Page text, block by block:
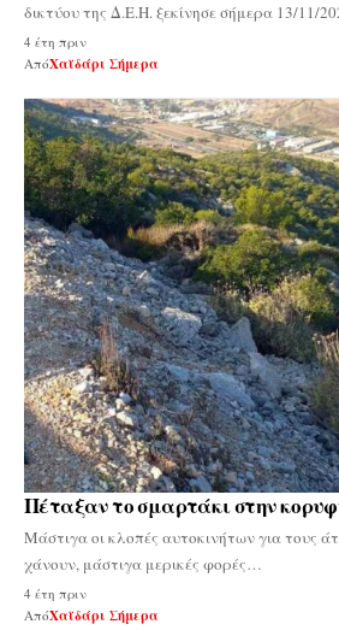
δικτύου της Δ.Ε.Η. ξεκίνησε σήμερα 13/11/
4 έτη πριν
ΑπόΧαϊδάρι Σήμερα
Πέταξαν το σμαρτάκι στην
Μάστιγα οι κλοπές αυτοκινήτων για τους
χάνουν, μάστιγα μερικές φορές…
4 έτη πριν
ΑπόΧαϊδάρι Σήμερα